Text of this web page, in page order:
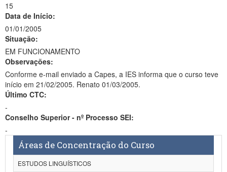
15
Data de Início:
01/01/2005
Situação:
EM FUNCIONAMENTO
Observações:
Conforme e-mail enviado a Capes, a IES informa que o curso teve
início em 21/02/2005. Renato 01/03/2005.
Último CTC:
-
Conselho Superior - nº Processo SEI:
-
Áreas de Concentração do Curso
ESTUDOS LINGUÍSTICOS